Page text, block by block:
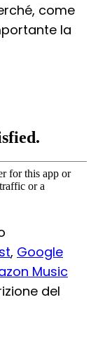
come
la
, Google
Music
del